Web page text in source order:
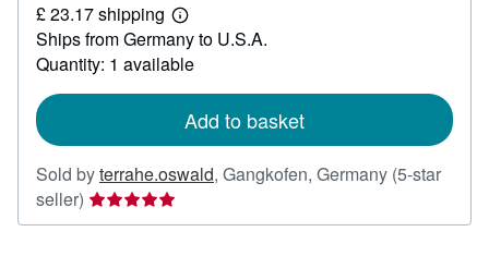
22.09
£ 23.17 shipping
Learn
more
about
shipping
Ships from Germany to U.S.A.
Quantity: 1 available
Add to basket
Sold byterrahe.oswald, Gangkofen, Germany (5-star
seller) Seller
rating